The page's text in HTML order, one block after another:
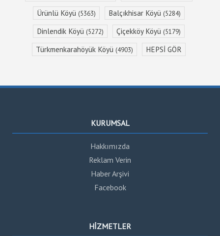
Ürünlü Köyü (5363) Balçıkhisar Köyü (5284)
Dinlendik Köyü (5272) Çiçekköy Köyü (5179)
Türkmenkarahöyük Köyü (4903) HEPSİ GÖR
KURUMSAL
Hakkımızda
Reklam Verin
Haber Arşivi
Facebook
HİZMETLER